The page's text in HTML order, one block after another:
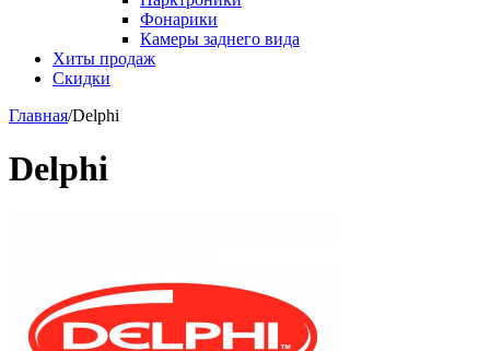
Фонарики
Камеры заднего вида
Хиты продаж
Скидки
Главная/Delphi
Delphi